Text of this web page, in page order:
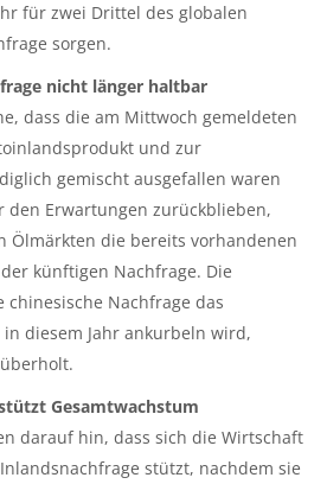
für zwei Drittel des globalen
sorgen.
nicht länger haltbar
dass die am Mittwoch gemeldeten
und zur
gemischt ausgefallen waren
Erwartungen zurückblieben,
Ölmärkten die bereits vorhandenen
künftigen Nachfrage. Die
chinesische Nachfrage das
diesem Jahr ankurbeln wird,
Gesamtwachstum
darauf hin, dass sich die Wirtschaft
stützt, nachdem sie